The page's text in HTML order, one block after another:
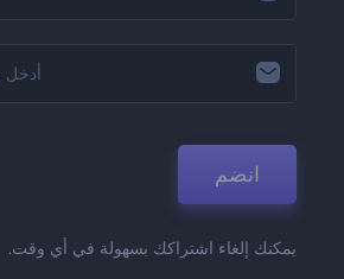
انضم
يمكنك إلغاء اشتراكك بسهولة في أي وقت.